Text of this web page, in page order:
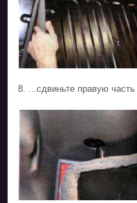
8. ...сдвиньте правую часть